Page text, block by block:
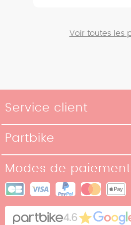
Voir toutes les
Service client
Moyens de paiement
Conditions générales de vente
Contact
Partbike
Nos boutiques
Plan du site
Cookies
Mentions légales
Modes de paiement
4.6